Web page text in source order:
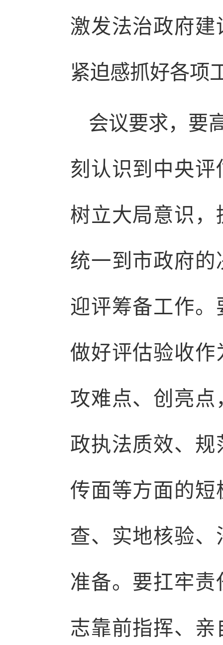
激发法治政府
紧迫感抓好各项
会议要求，要
刻认识到中央
树立大局意识
统一到市政府
迎评筹备工作
做好评估验收
攻难点、创亮
政执法质效、
传面等方面的
查、实地核验
准备。要扛牢
志靠前指挥、